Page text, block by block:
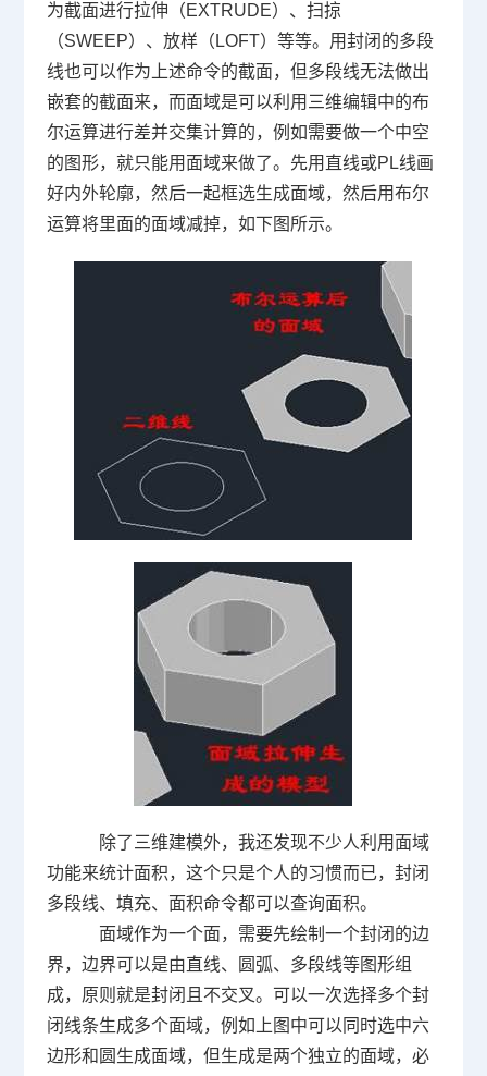
为截面进行拉伸（ EXTRUDE）、扫掠
（SWEEP）、放样（ LOFT）等等。用封闭的多段
线也可以作为上述命令的截面，但多段线无法做出
嵌套的截面来，而面域是可以利用三维编辑中的布
尔运算进行差并交集计算的，例如需要做一个中空
的图形，就只能用面域来做了。先用直线或PL线画
好内外轮廓，然后一起框选生成面域，然后用布尔
运算将里面的面域减掉，如下图所示。
除了三维建模外，我还发现不少人利用面域
功能来统计面积，这个只是个人的习惯而已，封闭
多段线、填充、面积命令都可以查询面积。
面域作为一个面，需要先绘制一个封闭的边
界，边界可以是由直线、圆弧、多段线等图形组
成，原则就是封闭且不交叉。可以一次选择多个封
闭线条生成多个面域，例如上图中可以同时选中六
边形和圆生成面域，但生成是两个独立的面域，必